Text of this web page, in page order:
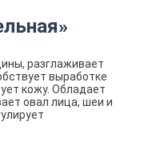
разглаживает
выработке
кожу. Обладает
овал лица, шеи и